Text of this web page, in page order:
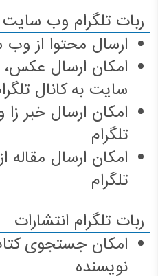
ربات تلگرام وب سایت
ارسال محتوا از وب
امکان ارسال عکس،
سایت به کانال
امکان ارسال خبر
تلگرام
امکان ارسال
تلگرام
ربات تلگرام انتشارات
امکان جستجوی
نویسنده